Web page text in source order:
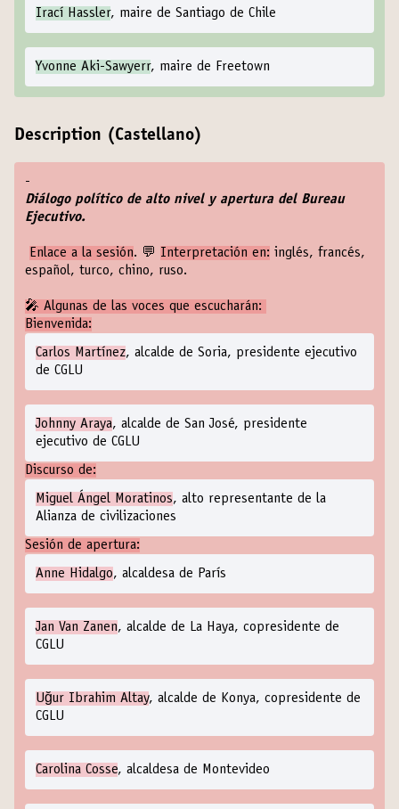
Irací Hassler, maire de Santiago de Chile
Yvonne Aki-Sawyerr, maire de Freetown
Description (Castellano)
-
Diálogo político de alto nivel y apertura del Bureau
Ejecutivo.
Enlace a la sesión. 💬 Interpretación en: inglés, francés,
español, turco, chino, ruso.
🎤 Algunas de las voces que escucharán:
Bienvenida:
Carlos Martínez, alcalde de Soria, presidente ejecutivo
de CGLU
Johnny Araya, alcalde de San José, presidente
ejecutivo de CGLU
Discurso de:
Miguel Ángel Moratinos, alto representante de la
Alianza de civilizaciones
Sesión de apertura:
Anne Hidalgo, alcaldesa de París
Jan Van Zanen, alcalde de La Haya, copresidente de
CGLU
Uğur Ibrahim Altay, alcalde de Konya, copresidente de
CGLU
Carolina Cosse, alcaldesa de Montevideo